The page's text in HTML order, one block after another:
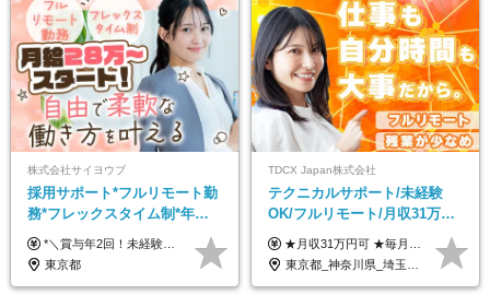
株式会社サイヨウブ
採用サポート*フルリモート勤
務*フレックスタイム制*年休
120日*土日祝休み*残業ほぼな
し*育児中社員8割以上
*＼賞与年2回！未経験から月給28万円スタート／* ◆月給28万～40万円＋賞与年2回＋各種インセンティブ ※経験・スキルを考慮の上、決定します ※試用期間6ヶ月間あり（期間中は月給26万円～になります。その他待遇等に差異はありません） ※月給には月35時間分の固定残業代含む（月5万4800円/超過分別途支給） ※ほとんどのメンバーが残業ゼロです！フレックスタイム制のため、自分の生活に合わせて調整できます。 ＼希望性で土曜日出勤あり／ お客様より「土曜日に応募者の対応をしてほしい」という ご要望を受けた際に、応募者対応⇒求職者との メッセージのやり取りなど、対応が発生する場合があります。 ※土曜日に出勤いただく場合は ・2時間稼働：4500円 ・4時間稼働：9000円 の給与が発生。勤務時間が4時間超えることは原則ありません。 短期間で高い給与をGETできるチャンスです♪
東京都
TDCX Japan株式会社
テクニカルサポート/未経験
OK/フルリモート/月収31万円
可/月最大3万のインセンティ
ブ支給/平均年齢33歳
★月収31万円可 ★毎月「最大3万円」のインセンティブあり 月給266,228円～＋スキル手当（15,000円）＋インセンティブ（月最大3万円） ※月給例（月額最大額）：281,228 円＋残業代発生分 インセンティブを最大まで取得できた場合は、月額最大額：311,228円＋残業代発生分 となります ※経験・スキルなどを考慮し決定します ※残業代は1分単位で支給 ※試用期間3ヵ月あり（契約社員期間も給与・待遇に変更なし） ※インセンティブは効率性、顧客満足、勤怠状況等の結果により毎月金額が決定されます。 ＼”頑張り”はインセンティブで還元！／ 入社3ヶ月目から、目標数字やKPI、勤怠状況、お客様アンケートなどをもとに評価をスタート。 最短4ヶ月目にはインセンティブの支給も可能です！
東京都_神奈川県_埼玉県_千葉県_大阪府_愛知県_北海道_青森県_岩手県_宮城県_秋田県_山形県_福島県_茨城県_栃木県_群馬県_新潟県_山梨県_長野県_富山県_石川県_福井県_静岡県_岐阜県_三重県_兵庫県_京都府_滋賀県_奈良県_和歌山県_広島県_岡山県_鳥取県_島根県_山口県_徳島県_香川県_愛媛県_高知県_福岡県_熊本県_佐賀県_長崎県_大分県_宮崎県_鹿児島県_沖縄県